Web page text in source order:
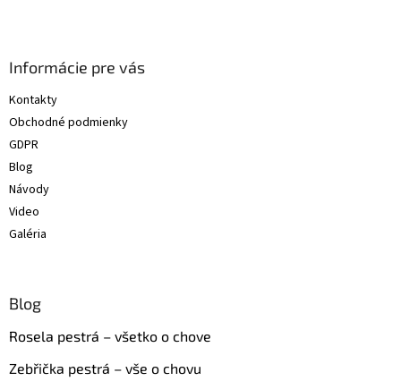
Informácie pre vás
Kontakty
Obchodné podmienky
GDPR
Blog
Návody
Video
Galéria
Blog
Rosela pestrá – všetko o chove
Zebřička pestrá – vše o chovu